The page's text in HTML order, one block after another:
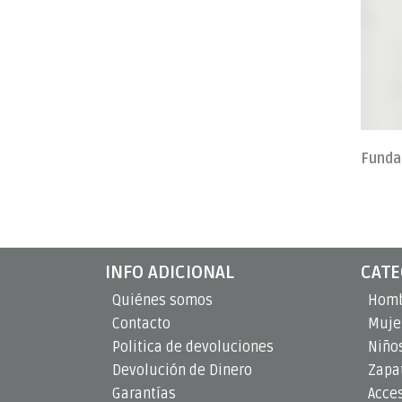
INFO ADICIONAL
Quiénes somos
Contacto
Politica de devoluciones
Devolución de Dinero
Garantías